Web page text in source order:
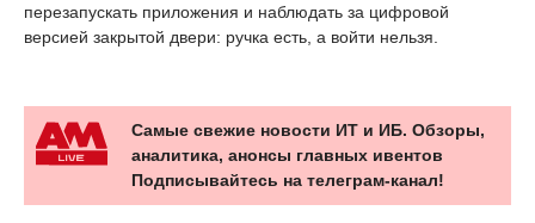
перезапускать приложения и наблюдать за цифровой
версией закрытой двери: ручка есть, а войти нельзя.
Самые свежие новости ИТ и ИБ. Обзоры,
аналитика, анонсы главных ивентов
Подписывайтесь на телеграм-канал!